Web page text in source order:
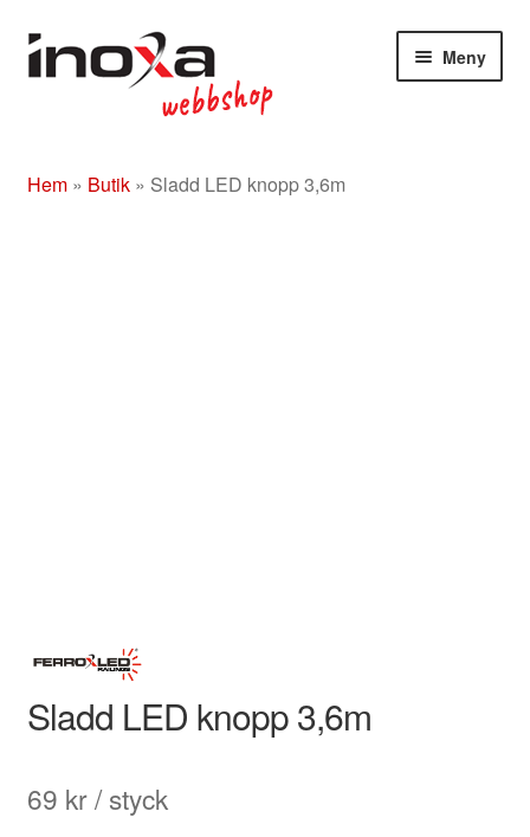
Hoppa
till
Hoppa
till
Meny
Om
Hem» Butik» Sladd LED knopp 3,6m
Sladd LED knopp 3,6m
69 kr/ styck